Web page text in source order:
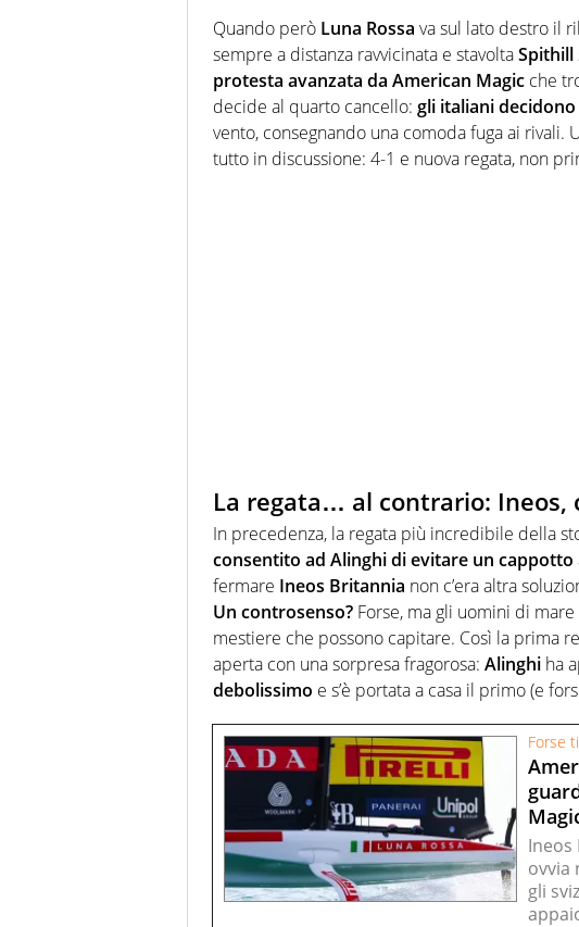
Quando però Luna Rossa va sul lato destro il
sempre a distanza ravvicinata e stavoltaSpithill
protesta avanzata da American Magic che
decide al quarto cancello: gli italiani
vento, consegnando una comoda fuga ai rivali.
tutto in discussione: 4-1 e nuova regata, non
La regata… al contrario: Ineos,
In precedenza, la regata più incredibile della
consentito ad Alinghi di evitare un cappotto
fermare Ineos Britannia non c’era altra
Un controsenso? Forse, ma gli uomini di
mestiere che possono capitare. Così la prima
aperta con una sorpresa fragorosa: Alinghi ha
debolissimo e s’è portata a casa il primo (e
Forse
Ineos
ovvia
gli